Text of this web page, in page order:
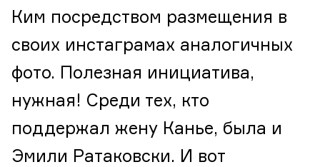
Ким посредством размещения в
своих инстаграмах аналогичных
фото. Полезная инициатива,
нужная! Среди тех, кто
поддержал жену Канье, была и
Эмили Ратаковски. И вот